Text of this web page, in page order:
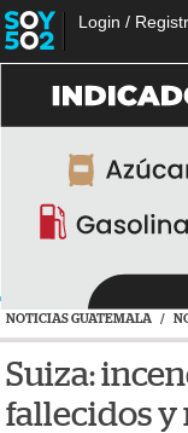
Login /
NOTICIAS GUATEMALA /
Suiza:
fallecidos y